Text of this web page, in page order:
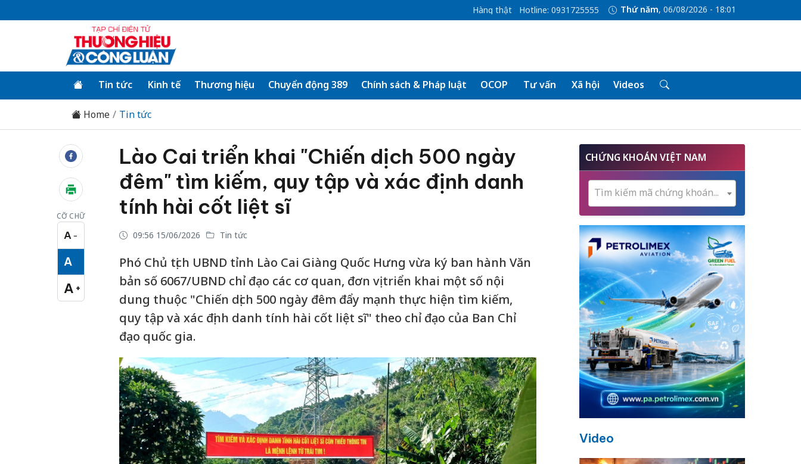
Hàng thật Hotline: 0931725555 Thứ năm, 06/08/2026 - 18:01
Tin tức Kinh tế Thương hiệu Chuyển động 389 Chính sách & Pháp luật OCOP Tư vấn Xã hội Videos
Home Tin tức
CỠ CHỮ
A −
Cỡ chữ nhỏ
A
Cỡ chữ vừa
A +
Cỡ chữ lớn
Lào Cai triển khai "Chiến dịch 500 ngày
đêm" tìm kiếm, quy tập và xác định danh
tính hài cốt liệt sĩ
09:56 15/06/2026 Tin tức
Phó Chủ tịch UBND tỉnh Lào Cai Giàng Quốc Hưng vừa ký ban hành Văn
bản số 6067/UBND chỉ đạo các cơ quan, đơn vị triển khai một số nội
dung thuộc "Chiến dịch 500 ngày đêm đẩy mạnh thực hiện tìm kiếm,
quy tập và xác định danh tính hài cốt liệt sĩ" theo chỉ đạo của Ban Chỉ
đạo quốc gia.
CHỨNG KHOÁN VIỆT NAM
Tìm kiếm mã chứng khoán...
Video